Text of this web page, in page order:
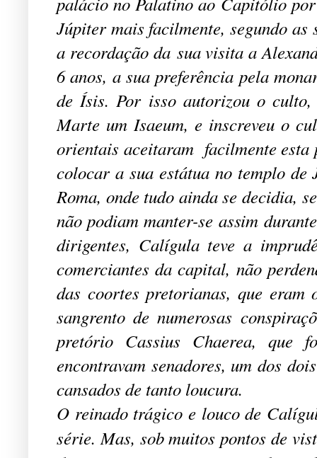
Júpiter mais facilmente, segundo
a recordação da sua visita a
6 anos, a sua preferência pela
de Ísis. Por isso autorizou o
Marte um Isaeum, e inscreveu o
orientais aceitaram facilmente
colocar a sua estátua no templo de
Roma, onde tudo ainda se decidia,
não podiam manter-se assim
dirigentes, Calígula teve a
comerciantes da capital, não
das coortes pretorianas, que
sangrento de numerosas
pretório Cassius Chaerea, que
encontravam senadores, um dos
cansados de tanto loucura.
O reinado trágico e louco de
série. Mas, sob muitos pontos de